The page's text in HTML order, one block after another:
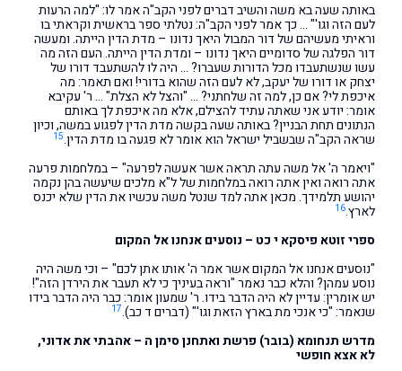
באותה שעה בא משה והשיב דברים לפני הקב"ה אמר לו: "למה הרעות
לעם הזה וגו'" … כך אמר לפני הקב"ה: נטלתי ספר בראשית וקראתי בו
וראיתי מעשיהם של דור המבול היאך נדונו – מדת הדין הייתה. ומעשה
דור הפלגה של סדומיים היאך נדונו – ומדת הדין הייתה. העם הזה מה
עשו שנשתעבדו מכל הדורות שעברו? … היה לו להשתעבד דורו של
יצחק או דורו של יעקב, לא לעם הזה שהוא בדורי! ואם תאמר: מה
איכפת לי? אם כן, למה זה שלחתני? … "והצל לא הצלת" … ר' עקיבא
אומר: יודע אני שאתה עתיד להצילם, אלא מה איכפת לך באותם
הנתונים תחת הבניין? באותה שעה בקשה מדת הדין לפגוע במשה, וכיון
שראה הקב"ה שבשביל ישראל הוא אומר לא פגעה בו מדת הדין.15
"ויאמר ה' אל משה עתה תראה אשר אעשה לפרעה" – במלחמות פרעה
אתה רואה ואין אתה רואה במלחמות של ל"א מלכים שיעשה בהן נקמה
יהושע תלמידך. מכאן אתה למד שנטל משה עכשיו את הדין שלא יכנס
לארץ.16
ספרי זוטא פיסקא י כט – נוסעים אנחנו אל המקום
"נוסעים אנחנו אל המקום אשר אמר ה' אותו אתן לכם" – וכי משה היה
נוסע עמהן? והלא כבר נאמר "וראה בעיניך כי לא תעבר את הירדן הזה"!
יש אומרין: עדיין לא היה הדבר בידו. ר' שמעון אומר: כבר היה הדבר בידו
שנאמר: "כי אנכי מת בארץ הזאת וגו'" (דברים ד כב).17
מדרש תנחומא (בובר) פרשת ואתחנן סימן ה – אהבתי את אדוני,
לא אצא חופשי